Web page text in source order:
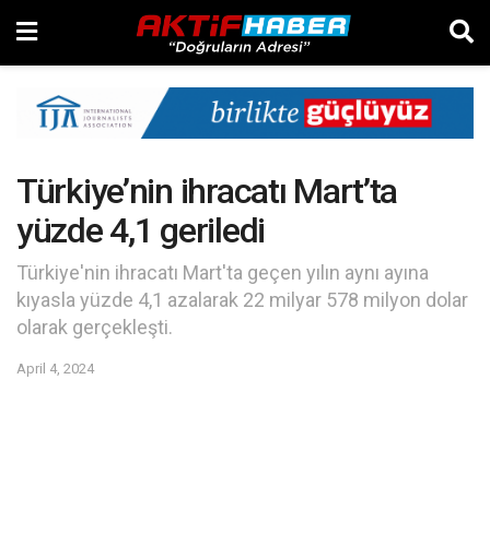
Türkiye’nin ihracatı Mart’ta
yüzde 4,1 geriledi
Türkiye'nin ihracatı Mart'ta geçen yılın aynı ayına
kıyasla yüzde 4,1 azalarak 22 milyar 578 milyon dolar
olarak gerçekleşti.
April 4, 2024